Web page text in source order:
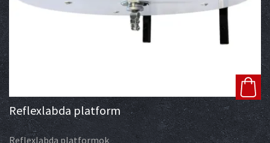
Reflexlabda platform
Reflexlabda platformok